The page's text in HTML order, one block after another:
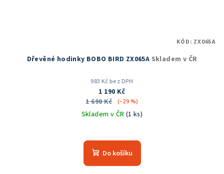
Dřevěné hodinky BOBO BIRD ZX065A Skladem v ČR
983 Kč bez DPH
1 190 Kč
1 690 Kč
(–29 %)
Skladem v ČR (1 ks)
hodnocení
produktu
Do košíku
KÓD: ZX065A